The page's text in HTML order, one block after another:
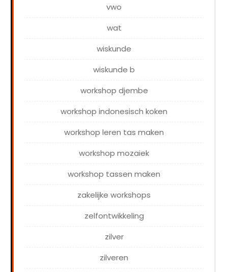
vwo
wat
wiskunde
wiskunde b
workshop djembe
workshop indonesisch koken
workshop leren tas maken
workshop mozaiek
workshop tassen maken
zakelijke workshops
zelfontwikkeling
zilver
zilveren